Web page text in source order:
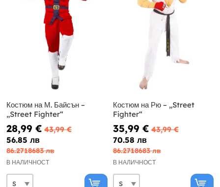
Костюм на М. Байсън –
„Street Fighter“
28,99 € 43,99 €
56.85 лв
86.2718683 лв
В НАЛИЧНОСТ
Костюм на Рю – „Street
Fighter“
35,99 € 43,99 €
70.58 лв
86.2718683 лв
В НАЛИЧНОСТ